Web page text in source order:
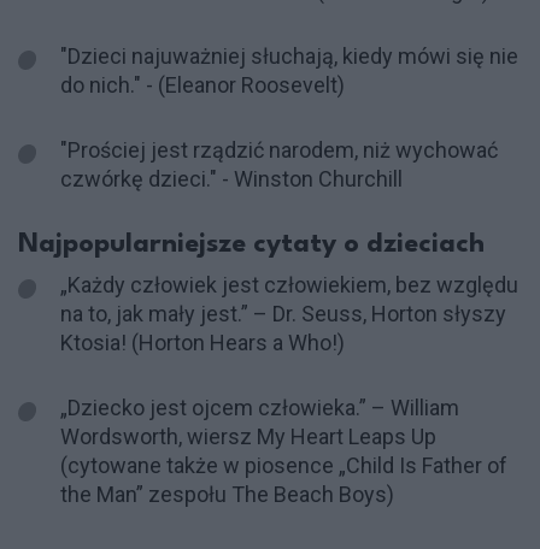
"Dzieci najuważniej słuchają, kiedy mówi się nie
do nich." - (Eleanor Roosevelt)
"Prościej jest rządzić narodem, niż wychować
czwórkę dzieci." - Winston Churchill
Najpopularniejsze cytaty o dzieciach
„Każdy człowiek jest człowiekiem, bez względu
na to, jak mały jest.” – Dr. Seuss, Horton słyszy
Ktosia! (Horton Hears a Who!)
„Dziecko jest ojcem człowieka.” – William
Wordsworth, wiersz My Heart Leaps Up
(cytowane także w piosence „Child Is Father of
the Man” zespołu The Beach Boys)